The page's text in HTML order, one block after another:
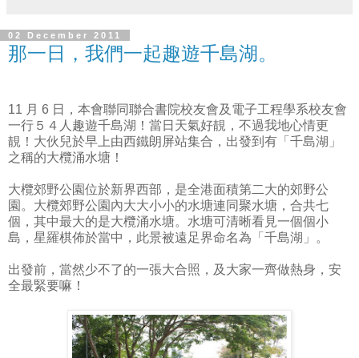
02 December 2011
那一日，我們一起趣遊千島湖。
11 月 6 日，本會聯同聯合書院校友會及電子工程學系校友會
一行５４人趣遊千島湖！當日天氣好靚，不過我地心情更
靚！大伙兒於早上由西鐵朗屏站集合，出發到有「千島湖」
之稱的大欖涌水塘！
大欖郊野公園位於新界西部，是全港面積第二大的郊野公
園。大欖郊野公園內大大小小的水塘連同聚水塘，合共七
個，其中最大的是大欖涌水塘。水塘可清晰看見一個個小
島，星羅棋佈於當中，此景被遠足界命名為「千島湖」。
出發前，當然少不了的一張大合照，及大家一齊做熱身，安
全最緊要嘛！